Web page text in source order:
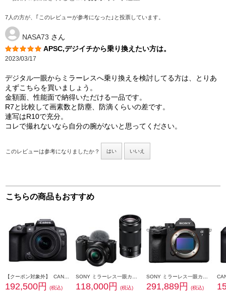
7人の方が、｢このレビューが参考になった｣と投票しています。
NASA73 さん
APSC,デジイチから乗り換えたい方は。
2023/03/17
デジタル一眼からミラーレスへ乗り換えを検討してる方は、とりあ
えずこちらを買いましょう。
金額面、性能面で納得いただける一品です。
R7と比較して画素数と防塵、防滴くらいの差です。
連写はR10で充分。
コレで撮れないなら自分の腕がないと思ってください。
このレビューは参考になりましたか？ はい いいえ
こちらの商品もおすすめ
【クーポン対象外】 CANON ミラーレスカメラ EOS R10・RF-S18-150 IS STM レンズキット EOSR10-18150ISSTMLK
192,500円 (税込)
SONY ミラーレス一眼カメラ VLOGCAM ZV-E10 ダブルズームレンズキット ブラック ZV-E10Y-BQ
118,000円
(税込)
SONY ミラーレス一眼カメラ α7 IV （アルファ7 IV） ボディ ILCE-7M4
291,889円
(税込)